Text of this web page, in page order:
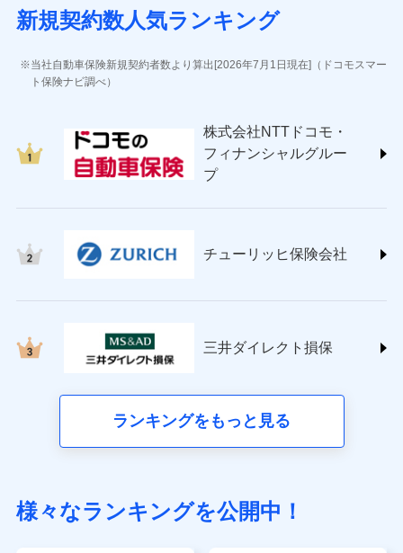
ジェイアイ傷害火災保険株式会社
ソニー損害保険株式会社
(https://www.sonysonpo.co.jp/)
ＳＯＭＰＯダイレクト損害保険株式会社
(https://www.sompo-direct.co.jp/)
チューリッヒ保険会社 (https://www.zurich.co.jp/)
(https://www.nisshinfire.co.jp/)
(https://www.petfamilyins.co.jp/)
ins.com/)
三井ダイレクト損害保険株式会社
（https://www.sonylife.co.jp）
新規契約数人気ランキング
当社自動車保険新規契約者数より算出[2026年7月1日現在]（ドコモスマー
ト保険ナビ調べ）
株式会社NTTドコモ・
フィナンシャルグルー
プ
チューリッヒ保険会社
三井ダイレクト損保
ランキングをもっと見る
様々なランキングを公開中！